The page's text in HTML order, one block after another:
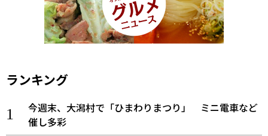
ランキング
今週末、大潟村で「ひまわりまつり」 ミニ電車など
催し多彩